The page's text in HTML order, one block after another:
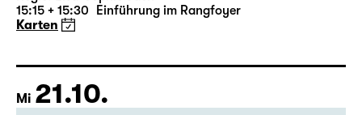
deutsche märchen (UA)
(& super creeps)
15:15 + 15:30 Einführung im Rangfoyer
Karten